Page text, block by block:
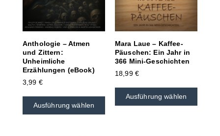
Anthologie – Atmen
und Zittern:
Unheimliche
Erzählungen (eBook)
3,99 €
Ausführung wählen
Mara Laue – Kaffee-
Päuschen: Ein Jahr in
366 Mini-Geschichten
18,99 €
Ausführung wählen